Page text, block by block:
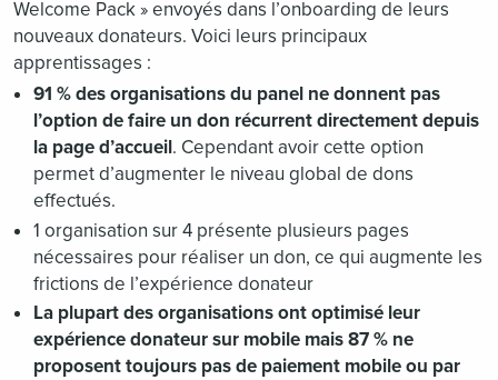
Welcome Pack » envoyés dans l’onboarding de leurs
nouveaux donateurs. Voici leurs principaux
apprentissages :
91 % des organisations du panel ne donnent pas
l’option de faire un don récurrent directement depuis
la page d’accueil. Cependant avoir cette option
permet d’augmenter le niveau global de dons
effectués.
1 organisation sur 4 présente plusieurs pages
nécessaires pour réaliser un don, ce qui augmente les
frictions de l’expérience donateur
La plupart des organisations ont optimisé leur
expérience donateur sur mobile mais 87 % ne
proposent toujours pas de paiement mobile ou par